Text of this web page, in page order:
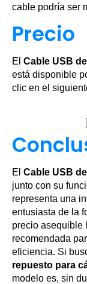
cable podría ser
Precio
El Cable USB
está disponible
clic en el
El Cable USB
junto con su
representa una
entusiasta de la
precio asequible
recomendada
eficiencia. Si
repuesto para
modelo es, sin